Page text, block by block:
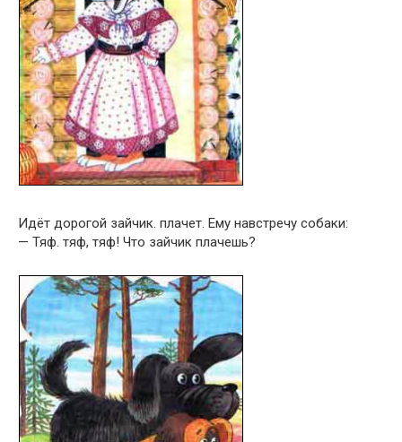
Идёт дорогой зайчик. плачет. Ему навстречу собаки:
— Тяф. тяф, тяф! Что зайчик плачешь?